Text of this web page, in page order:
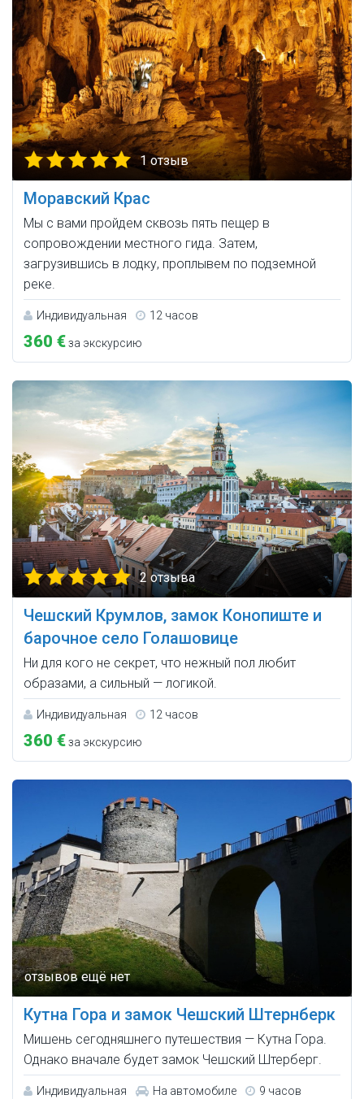
1 отзыв
Моравский Крас
Мы с вами пройдем сквозь пять пещер в
сопровождении местного гида. Затем,
загрузившись в лодку, проплывем по подземной
реке.
Индивидуальная 12 часов
360 €за экскурсию
2 отзыва
Чешский Крумлов, замок Конопиште и
барочное село Голашовице
Ни для кого не секрет, что нежный пол любит
образами, а сильный — логикой.
Индивидуальная 12 часов
360 €за экскурсию
Кутна Гора и замок Чешский Штернберк
Мишень сегодняшнего путешествия — Кутна Гора.
Однако вначале будет замок Чешский Штерберг.
Индивидуальная На автомобиле 9 часов